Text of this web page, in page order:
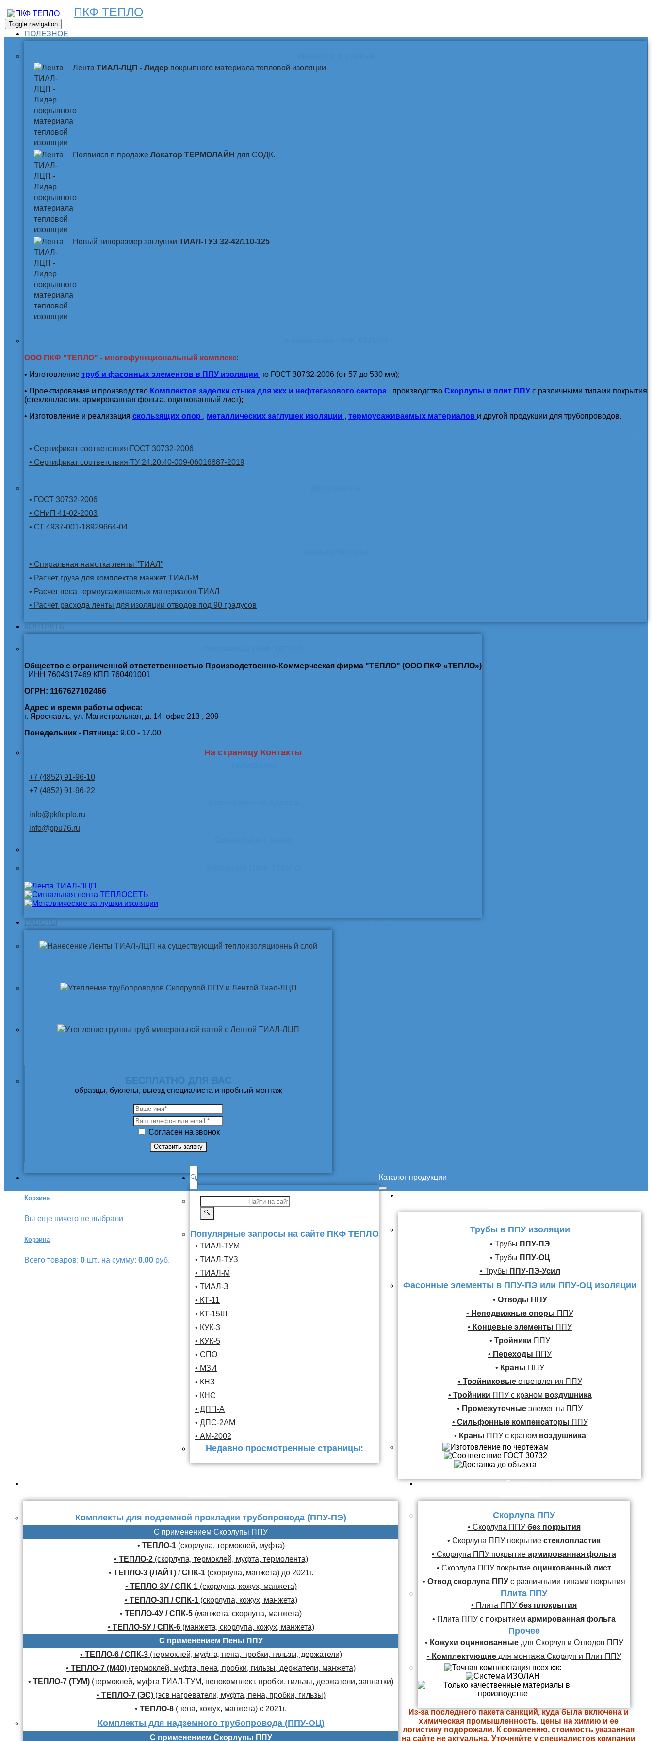
ПКФ ТЕПЛО
Toggle navigation
ПОЛЕЗНОЕ
Лента ТИАЛ-ЛЦП - Лидер покрывного материала тепловой изоляции
Появился в продаже Локатор ТЕРМОЛАЙН для СОДК.
Новый типоразмер заглушки ТИАЛ-ТУЗ 32-42/110-125
ООО ПКФ "ТЕПЛО" - многофункциональный комплекс:
• Изготовление труб и фасонных элементов в ППУ изоляции по ГОСТ 30732-2006 (от 57 до 530 мм);
• Проектирование и производство Комплектов заделки стыка для жкх и нефтегазового сектора , производство Скорлупы и плит ППУ с различными типами покрытия
(стеклопластик, армированная фольга, оцинкованный лист);
• Изготовление и реализация скользящих опор , металлических заглушек изоляции , термоусаживаемых материалов и другой продукции для трубопроводов.
• Сертификат соответствия ГОСТ 30732-2006
• Сертификат соответствия ТУ 24.20.40-009-06016887-2019
• ГОСТ 30732-2006
• СНиП 41-02-2003
• СТ 4937-001-18929664-04
• Спиральная намотка ленты "ТИАЛ"
• Расчет груза для комплектов манжет ТИАЛ-М
• Расчет веса термоусаживаемых материалов ТИАЛ
• Расчет расхода ленты для изоляции отводов под 90 градусов
КОНТАКТЫ
Общество с ограниченной ответственностью Производственно-Коммерческая фирма "ТЕПЛО" (ООО ПКФ «ТЕПЛО»)
ИНН 7604317469 КПП 760401001
ОГРН: 1167627102466
Адрес и время работы офиса:
г. Ярославль, ул. Магистральная, д. 14, офис 213 , 209
Понедельник - Пятница: 9.00 - 17.00
На страницу Контакты
+7 (4852) 91-96-10
+7 (4852) 91-96-22
info@pkfteplo.ru
info@ppu76.ru
РАБОТЫ
образцы, буклеты, выезд специалиста и пробный монтаж
Согласен на звонок
Корзина
Вы еще ничего не выбрали
Корзина
Всего товаров: 0 шт., на сумму: 0.00 руб.
🔍
🔍
Популярные запросы на сайте ПКФ ТЕПЛО
• ТИАЛ-ТУМ
• ТИАЛ-ТУЗ
• ТИАЛ-М
• ТИАЛ-З
• КТ-11
• КТ-15Ш
• КУК-3
• КУК-5
• СПО
• МЗИ
• КНЗ
• КНС
• ДПП-А
• ДПС-2АМ
• АМ-2002
Недавно просмотренные страницы:
Каталог продукции
Трубы в ППУ изоляции
• Трубы ППУ-ПЭ
• Трубы ППУ-ОЦ
• Трубы ППУ-ПЭ-Усил
Фасонные элементы в ППУ-ПЭ или ППУ-ОЦ изоляции
• Отводы ППУ
• Неподвижные опоры ППУ
• Концевые элементы ППУ
• Тройники ППУ
• Переходы ППУ
• Краны ППУ
• Тройниковыеответвления ППУ
• Тройники ППУ с краном воздушника
• Промежуточные элементы ППУ
• Сильфонные компенсаторы ППУ
• Краны ППУ с краном воздушника
Комплекты для подземной прокладки трубопровода (ППУ-ПЭ)
С применением Скорлупы ППУ
• ТЕПЛО-1(скорлупа, термоклей, муфта)
• ТЕПЛО-2(скорлупа, термоклей, муфта, термолента)
• ТЕПЛО-3 (ЛАЙТ) / СПК-1(скорлупа, манжета) до 2021г.
• ТЕПЛО-3У / СПК-1(скорлупа, кожух, манжета)
• ТЕПЛО-3П / СПК-1(скорлупа, кожух, манжета)
• ТЕПЛО-4У / СПК-5 (манжета, скорлупа, манжета)
• ТЕПЛО-5У / СПК-6(манжета, скорлупа, кожух, манжета)
С применением Пены ППУ
• ТЕПЛО-6 / СПК-3(термоклей, муфта, пена, пробки, гильзы, держатели)
• ТЕПЛО-7 (М40) (термоклей, муфта, пена, пробки, гильзы, держатели, манжета)
• ТЕПЛО-7 (ТУМ) (термоклей, муфта ТИАЛ-ТУМ, пенокомплект, пробки, гильзы, держатели, заплатки)
• ТЕПЛО-7 (ЭС)(эсв нагреватели, муфта, пена, пробки, гильзы)
• ТЕПЛО-8 (пена, кожух, манжета) с 2021г.
Комплекты для надземного трубопровода (ППУ-ОЦ)
С применением Скорлупы ППУ
Скорлупы и
Скорлупа ППУ
• Скорлупа ППУбез покрытия
• Скорлупа ППУ покрытие стеклопластик
• Скорлупа ППУ покрытие армированная фольга
• Скорлупа ППУ покрытие оцинкованный лист
• Отвод скорлупа ППУ с различными типами покрытия
Плита ППУ
• Плита ППУ без плокрытия
• Плита ППУ с покрытием армированная фольга
Прочее
• Кожухи оцинкованные для Скорлуп и Отводов ППУ
• Комплектующие для монтажа Скорлуп и Плит ППУ
Из-за последнего пакета санкций, куда была включена и
химическая промышленность, цены на химию и ее
логистику подорожали. К сожалению, стоимость указанная
на сайте не актуальна. Уточняйте у специалистов компании